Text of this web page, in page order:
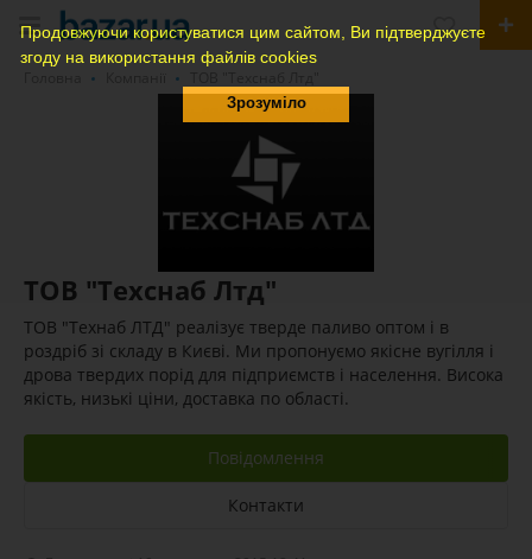
Продовжуючи користуватися цим сайтом, Ви підтверджуєте
згоду на використання файлів cookies
Зрозуміло
ТОВ "Техснаб Лтд"
ТОВ "Технаб ЛТД" реалізує тверде паливо оптом і в
роздріб зі складу в Києві. Ми пропонуємо якісне вугілля і
дрова твердих порід для підприємств і населення. Висока
якість, низькі ціни, доставка по області.
Повідомлення
Контакти